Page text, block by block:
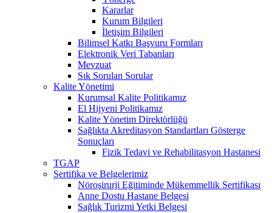
Kararlar
Kurum Bilgileri
İletişim Bilgileri
Bilimsel Katkı Başvuru Formları
Elektronik Veri Tabanları
Mevzuat
Sık Sorulan Sorular
Kalite Yönetimi
Kurumsal Kalite Politikamız
El Hijyeni Politikamız
Kalite Yönetim Direktörlüğü
Sağlıkta Akreditasyon Standartları Gösterge
Sonuçları
Fizik Tedavi ve Rehabilitasyon Hastanesi
TGAP
Sertifika ve Belgelerimiz
Nöroşirurji Eğitiminde Mükemmellik Sertifikası
Anne Dostu Hastane Belgesi
Sağlık Turizmi Yetki Belgesi